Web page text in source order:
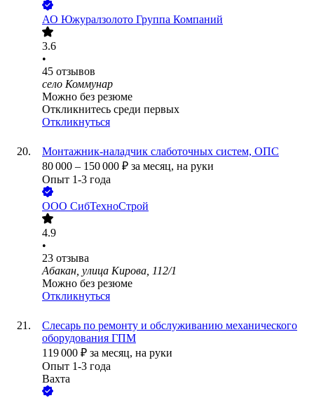
АО Южуралзолото Группа Компаний
3.6
•
45 отзывов
село Коммунар
Можно без резюме
Откликнитесь среди первых
Откликнуться
Монтажник-наладчик слаботочных систем, ОПС
80 000 – 150 000 ₽ за месяц, на руки
Опыт 1-3 года
ООО СибТехноСтрой
4.9
•
23 отзыва
Абакан, улица Кирова, 112/1
Можно без резюме
Откликнуться
Слесарь по ремонту и обслуживанию механического
оборудования ГПМ
119 000 ₽ за месяц, на руки
Опыт 1-3 года
Вахта